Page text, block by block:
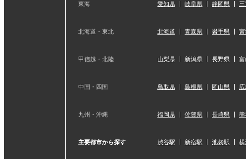
東海 愛知県 岐阜県 静岡県
北海道・東北 北海道 青森県 岩手県
甲信越・北陸 山梨県 新潟県 長野県
中国・四国 鳥取県 島根県 岡山県
九州・沖縄 福岡県 佐賀県 長崎県
主要都市から探す 渋谷駅 新宿駅 池袋駅 横